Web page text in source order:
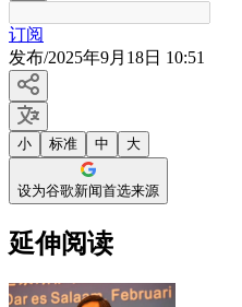
订阅
发布/2025年9月18日 10:51
小 标准 中 大
设为谷歌新闻首选来源
延伸阅读